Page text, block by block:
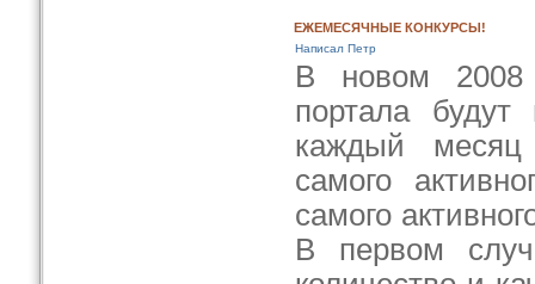
ЕЖЕМЕСЯЧНЫЕ КОНКУРСЫ!
Написал Петр
В новом 2008
портала будут
каждый
самого
самого
В первом